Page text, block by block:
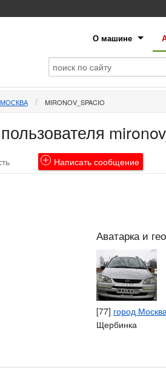
О машине
MIRONOV_SPACIO
Написатьсообщение
Аватарка и
[77] город
Щербинка